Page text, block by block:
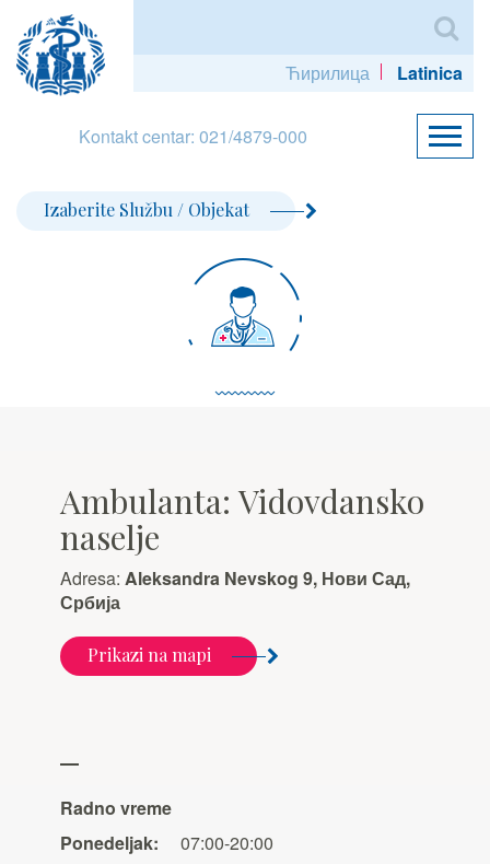
Ћирилица Latinica
Kontakt centar: 021/4879-000
Izaberite Službu / Objekat
Ambulanta: Vidovdansko
naselje
Adresa: Aleksandra Nevskog 9, Нови Сад,
Србија
Prikazi na mapi
Radno vreme
Ponedeljak:
07:00-20:00